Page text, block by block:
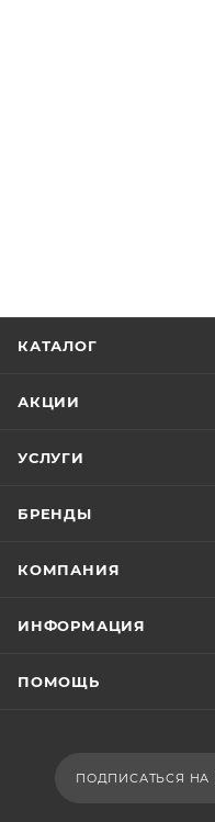
КАТАЛОГ
АКЦИИ
УСЛУГИ
БРЕНДЫ
КОМПАНИЯ
ИНФОРМАЦИЯ
ПОМОЩЬ
ПОДПИСАТЬСЯ НА